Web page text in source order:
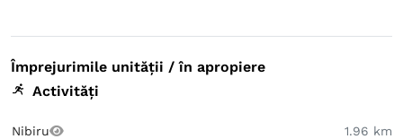
Împrejurimile unității / în apropiere
Activități
Nibiru
1.96 km